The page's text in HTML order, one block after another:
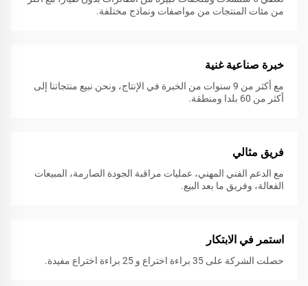
من مئات المنتجات من مواصفات ونماذج مختلفة.
خبرة صناعية غنية
مع أكثر من 9 سنوات من الخبرة في الإنتاج، ونحن نبيع منتجاتنا إلى
أكثر من 60 بلدا ومنطقة.
فريق مثالي
مع الدعم الفني المهني، عمليات مراقبة الجودة الصارمة، المبيعات
الفعالة، وفريق ما بعد البيع.
استمر في الابتكار
حصلت الشركة على 35 براءة اختراع و 25 براءة اختراع مفيدة.